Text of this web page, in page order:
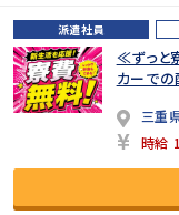
派遣社員
≪ずっと
カーで
三重
時給